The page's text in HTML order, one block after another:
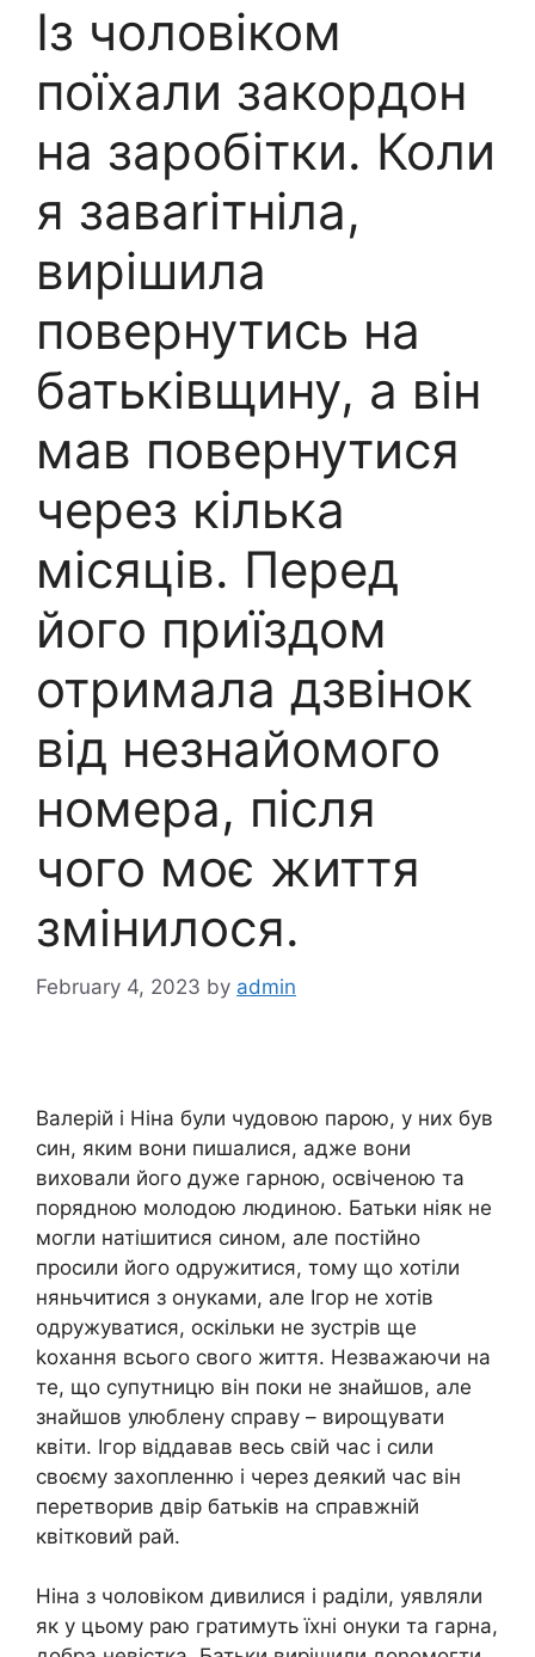
Із чоловіком
поїхали закордон
на заробітки. Коли
я заваrітніла,
вирішила
повернутись на
батьківщину, а він
мав повернутися
через кілька
місяців. Перед
його приїздом
отримала дзвінок
від незнайомого
номера, після
чого моє життя
змінилося.
February 4, 2023 by admin
Валерій і Ніна були чудовою парою, у них був
син, яким вони пишалися, адже вони
виховали його дуже гарною, освіченою та
порядною молодою людиною. Батьки ніяк не
могли натішитися сином, але постійно
просили його одружитися, тому що хотіли
няньчитися з онуками, але Ігор не хотів
одружуватися, оскільки не зустрів ще
kохання всього свого життя. Незважаючи на
те, що супутницю він поки не знайшов, але
знайшов улюблену справу – вирощувати
квіти. Ігор віддавав весь свій час і сили
своєму захопленню і через деякий час він
перетворив двір батьків на справжній
квітковий рай.
Ніна з чоловіком дивилися і раділи, уявляли
як у цьому раю гратимуть їхні онуки та гарна,